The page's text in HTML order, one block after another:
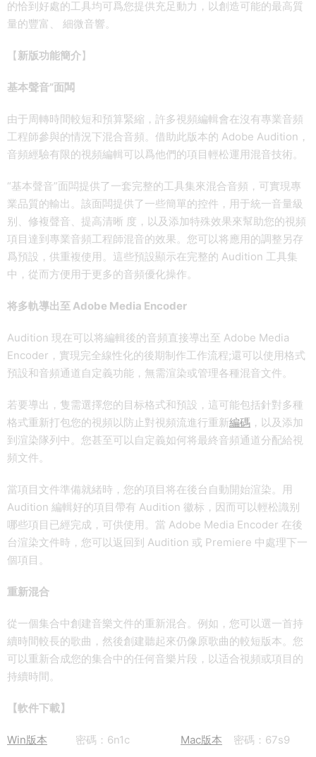
的恰到好處的工具均可爲您提供充足動力，以創造可能的最高質
量的豐富、 細微音響。
【新版功能簡介】
基本聲音”面闆
由于周轉時間較短和預算緊縮，許多視頻編輯會在沒有專業音頻
工程師參與的情況下混合音頻。借助此版本的 Adobe Audition，
音頻經驗有限的視頻編輯可以爲他們的項目輕松運用混音技術。
“基本聲音”面闆提供了一套完整的工具集來混合音頻，可實現專
業品質的輸出。該面闆提供了一些簡單的控件，用于統一音量級
别、修複聲音、提高清晰 度，以及添加特殊效果來幫助您的視頻
項目達到專業音頻工程師混音的效果。您可以将應用的調整另存
爲預設，供重複使用。這些預設顯示在完整的 Audition 工具集
中，從而方便用于更多的音頻優化操作。
将多軌導出至 Adobe Media Encoder
Audition 現在可以将編輯後的音頻直接導出至 Adobe Media
Encoder，實現完全線性化的後期制作工作流程;還可以使用格式
預設和音頻通道自定義功能，無需渲染或管理各種混音文件。
若要導出，隻需選擇您的目标格式和預設，這可能包括針對多種
格式重新打包您的視頻以防止對視頻流進行重新編碼 ，以及添加
到渲染隊列中。您甚至可以自定義如何将最終音頻通道分配給視
頻文件。
當項目文件準備就緒時，您的項目将在後台自動開始渲染。用
Audition 編輯好的項目帶有 Audition 徽标，因而可以輕松識别
哪些項目已經完成，可供使用。當 Adobe Media Encoder 在後
台渲染文件時，您可以返回到 Audition 或 Premiere 中處理下一
個項目。
重新混合
從一個集合中創建音樂文件的重新混合。例如，您可以選一首持
續時間較長的歌曲，然後創建聽起來仍像原歌曲的較短版本。您
可以重新合成您的集合中的任何音樂片段，以适合視頻或項目的
持續時間。
【軟件下載】
Win版本 密碼：6n1c Mac版本 密碼：67s9